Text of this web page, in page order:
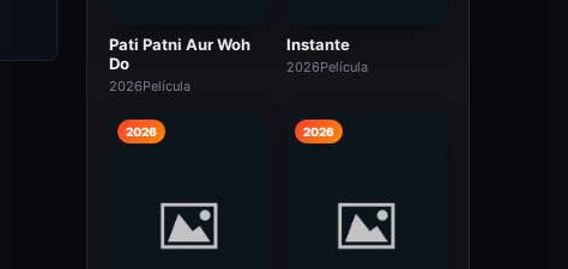
Pati Patni Aur Woh
Do
2026Película
Instante
2026Película
2026 2026